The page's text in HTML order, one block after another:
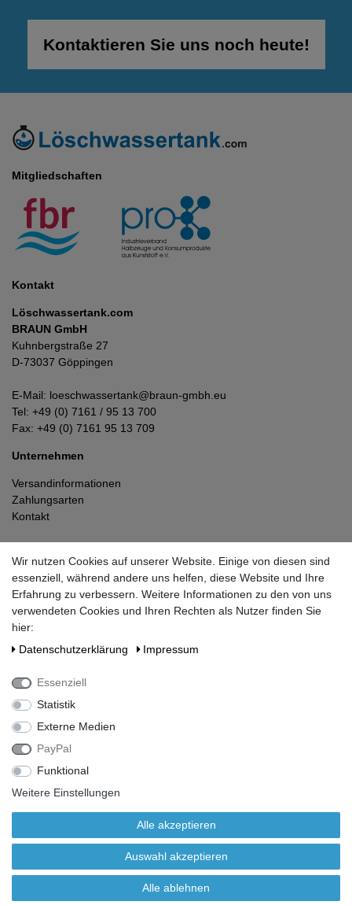
Kontaktieren Sie uns noch heute!
Mitgliedschaften
Kontakt
Löschwassertank.com
BRAUN GmbH
Kuhnbergstraße 27
D-73037 Göppingen
E-Mail: loeschwassertank@braun-gmbh.eu
Tel: +49 (0) 7161 / 95 13 700
Fax: +49 (0) 7161 95 13 709
Unternehmen
Versandinformationen
Zahlungsarten
Kontakt
Widerrufsrecht
Impressum
AGB
Vertrag widerrufen
Sie haben noch eine Frage?
loeschwassertank@braun-gmbh.eu
Fr:
Alle Preise inkl. gesetzlicher Mehrwertsteuer zzgl.
Transportkosten bis Einbauort.
© 2026 Löschwassertank.com - Alle Rechte vorbehalten.
Wir nutzen Cookies auf unserer Website. Einige von diesen sind
essenziell, während andere uns helfen, diese Website und Ihre
Erfahrung zu verbessern. Weitere Informationen zu den von uns
verwendeten Cookies und Ihren Rechten als Nutzer finden Sie
hier:
Daten­schutz­erklärung
Impressum
Essenziell
Statistik
Externe Medien
PayPal
Funktional
Weitere Einstellungen
Alle akzeptieren
Auswahl akzeptieren
Alle ablehnen